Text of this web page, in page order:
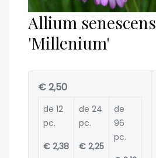
Allium senescens
'Millenium'
€ 2,50
de 12
pc.
€ 2,38
de 24
pc.
€ 2,25
de
96
pc.